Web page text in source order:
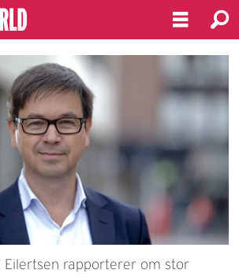
Eilertsen rapporterer om stor